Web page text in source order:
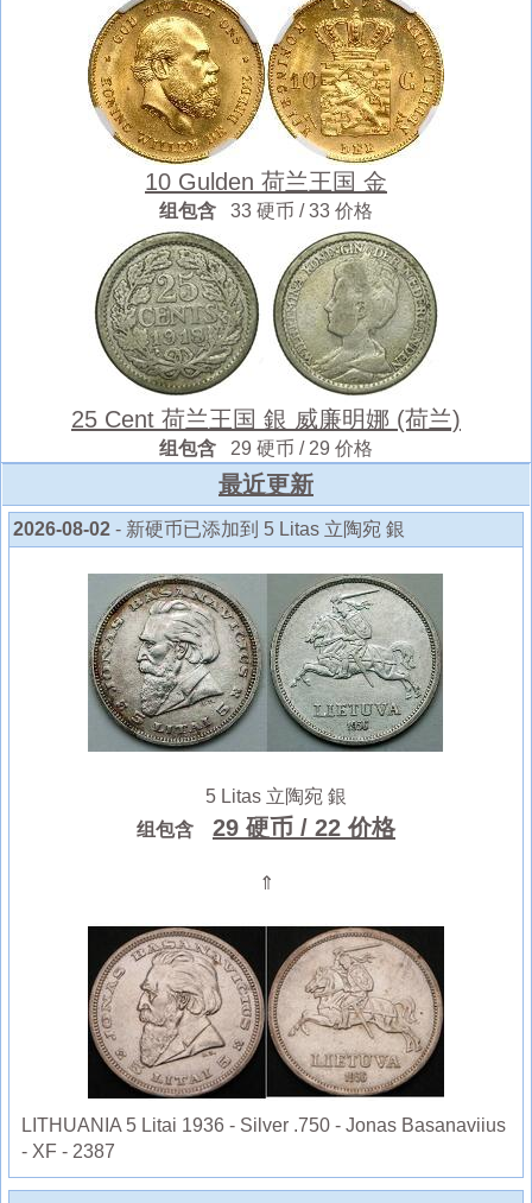
10 Gulden 荷兰王国 金
组包含 33 硬币 / 33 价格
25 Cent 荷兰王国 銀 威廉明娜 (荷兰)
组包含 29 硬币 / 29 价格
最近更新
2026-08-02 - 新硬币已添加到 5 Litas 立陶宛 銀
5 Litas 立陶宛 銀
组包含
29 硬币 / 22 价格
⇑
LITHUANIA 5 Litai 1936 - Silver .750 - Jonas Basanaviius
- XF - 2387